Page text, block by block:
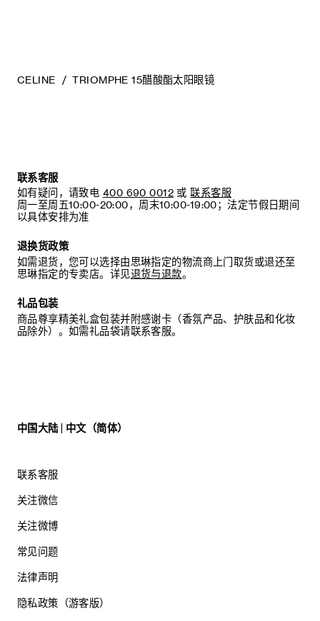
配件和备件。
CELINE TRIOMPHE 15醋酸酯太阳眼镜
联系客服
如有疑问，请致电 400 690 0012 或 联系客服
周一至周五10:00-20:00，周末10:00-19:00；法定节假日期间
以具体安排为准
退换货政策
如需退货，您可以选择由思琳指定的物流商上门取货或退还至
思琳指定的专卖店。详见退货与退款。
礼品包装
商品尊享精美礼盒包装并附感谢卡（香氛产品、护肤品和化妆
品除外）。如需礼品袋请联系客服。
中国大陆 | 中文（简体）
联系客服
关注微信
关注微博
常见问题
法律声明
隐私政策（游客版）